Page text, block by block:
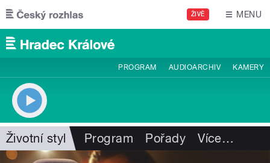
Přejít k hlavnímu obsahu
ŽIVĚ MENU
PROGRAM AUDIOARCHIV KAMERY
Životní styl Program Pořady Více…